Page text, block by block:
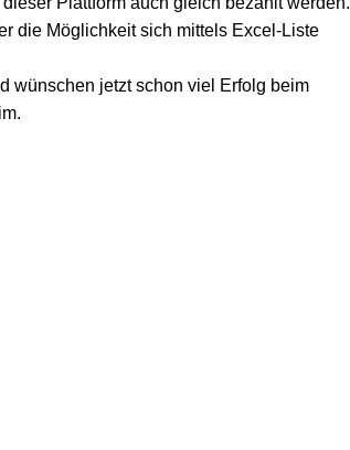
die Möglichkeit sich mittels Excel-Liste
wünschen jetzt schon viel Erfolg beim